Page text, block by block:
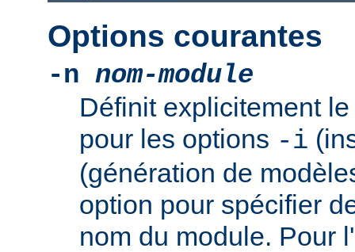
Options courantes
-n nom-module
Définit explicitement
pour les options -i
(génération de
option pour spécifier
nom du module. Pour